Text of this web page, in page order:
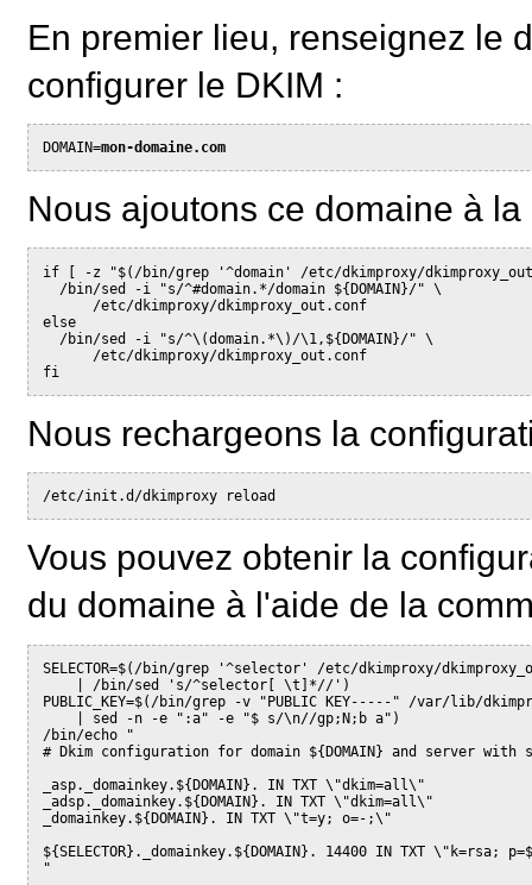
En premier lieu, renseignez le
configurer le DKIM :
DOMAIN=mon-domaine.com
Nous ajoutons ce domaine à
if [ -z "$(/bin/grep '^domain' /etc/dkimproxy/
  /bin/sed -i "s/^#domain.*/domain ${DOMAIN}/" \
      /etc/dkimproxy/dkimproxy_out.conf
else
  /bin/sed -i "s/^\(domain.*\)/\1,${DOMAIN}/" \
      /etc/dkimproxy/dkimproxy_out.conf
fi
Nous rechargeons la
/etc/init.d/dkimproxy reload
Vous pouvez obtenir la
du domaine à l'aide de la
SELECTOR=$(/bin/grep '^selector' /etc/dkimproxy/
    | /bin/sed 's/^selector[ \t]*//')
PUBLIC_KEY=$(/bin/grep -v "PUBLIC KEY-----" /var/lib/
    | sed -n -e ":a" -e "$ s/\n//gp;N;b a")
/bin/echo "
# Dkim configuration for domain ${DOMAIN} and server with
_asp._domainkey.${DOMAIN}. IN TXT \"dkim=all\"
_adsp._domainkey.${DOMAIN}. IN TXT \"dkim=all\"
_domainkey.${DOMAIN}. IN TXT \"t=y; o=-;\"
${SELECTOR}._domainkey.${DOMAIN}. 14400 IN TXT \"k=rsa;
"